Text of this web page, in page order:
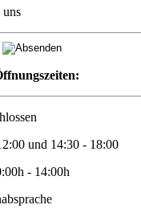
uns
und 14:30 - 18:00
- 14:00h